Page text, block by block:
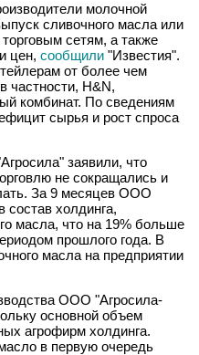
молочной
сливочного масла или
торговым сетям, а также
цен, сообщили "Известия".
от более чем
частности, H&N,
комбинат. По сведениям
сырья и рост спроса
заявили, что
не сокращались и
За 9 месяцев ООО
холдинга,
масла, что на 19% больше
прошлого года. В
масла на предприятии
ООО "Агросила-
основной объем
агрофирм холдинга.
в первую очередь